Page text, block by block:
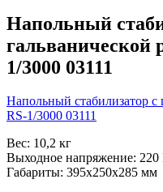
Напольный
гальванической
1/3000 03111
Напольный стабилизатор с
RS-1/3000 03111
Вес: 10,2 кг
Выходное напряжение: 220
Габариты: 395х250х285 мм